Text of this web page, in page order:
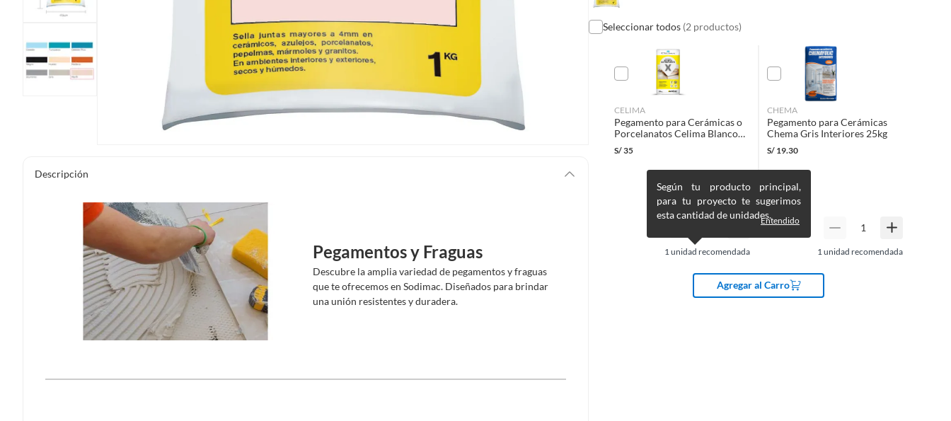
Descripción
Pegamentos y Fraguas
Descubre la amplia variedad de pegamentos y fraguas
que te ofrecemos en Sodimac. Diseñados para brindar
una unión resistentes y duradera.
Seleccionar todos (2 productos)
CELIMA
Pegamento para Cerámicas o
Porcelanatos Celima Blanco
Extrafuerte 25kg
S/35
1 unidad recomendada
Según tu producto principal,
para tu proyecto te sugerimos
esta cantidad de unidades.Entendido
CHEMA
Pegamento para Cerámicas
Chema Gris Interiores 25kg
S/ 19.30
1 unidad recomendada
Agregar al Carro